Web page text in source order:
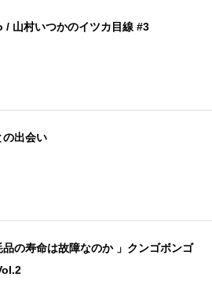
/ 山村いつかのイツカ目線 #3
の出会い
品の寿命は故障なのか 」クンゴボンゴ